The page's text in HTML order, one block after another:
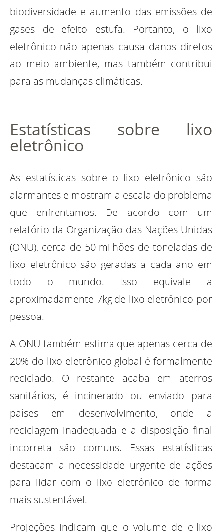
biodiversidade e aumento das emissões de
gases de efeito estufa. Portanto, o lixo
eletrônico não apenas causa danos diretos
ao meio ambiente, mas também contribui
para as mudanças climáticas.
Estatísticas sobre lixo
eletrônico
As estatísticas sobre o lixo eletrônico são
alarmantes e mostram a escala do problema
que enfrentamos. De acordo com um
relatório da Organização das Nações Unidas
(ONU), cerca de 50 milhões de toneladas de
lixo eletrônico são geradas a cada ano em
todo o mundo. Isso equivale a
aproximadamente 7kg de lixo eletrônico por
pessoa.
A ONU também estima que apenas cerca de
20% do lixo eletrônico global é formalmente
reciclado. O restante acaba em aterros
sanitários, é incinerado ou enviado para
países em desenvolvimento, onde a
reciclagem inadequada e a disposição final
incorreta são comuns. Essas estatísticas
destacam a necessidade urgente de ações
para lidar com o lixo eletrônico de forma
mais sustentável.
Projeções indicam que o volume de e-lixo